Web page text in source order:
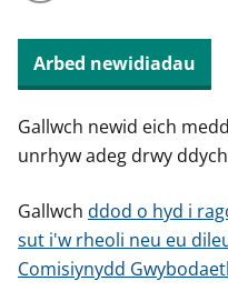
Arbed newidiadau
Gallwch newid eich
unrhyw adeg drwy
Gallwch ddod o hyd i
sut i'w rheoli neu eu
Comisiynydd